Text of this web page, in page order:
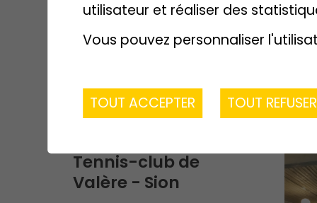
Tennis-club de
Valère - Sion
utilisateur et réaliser des
Vous pouvez personnaliser
TOUT ACCEPTER TOUT REFUSER